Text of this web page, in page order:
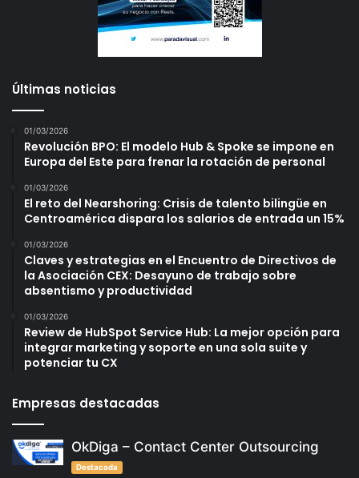
Últimas noticias
01/03/2026
Revolución BPO: El modelo Hub & Spoke se impone en
Europa del Este para frenar la rotación de personal
01/03/2026
El reto del Nearshoring: Crisis de talento bilingüe en
Centroamérica dispara los salarios de entrada un 15%
01/03/2026
Claves y estrategias en el Encuentro de Directivos de
la Asociación CEX: Desayuno de trabajo sobre
absentismo y productividad
01/03/2026
Review de HubSpot Service Hub: La mejor opción para
integrar marketing y soporte en una sola suite y
potenciar tu CX
Empresas destacadas
OkDiga – Contact Center Outsourcing
Destacada